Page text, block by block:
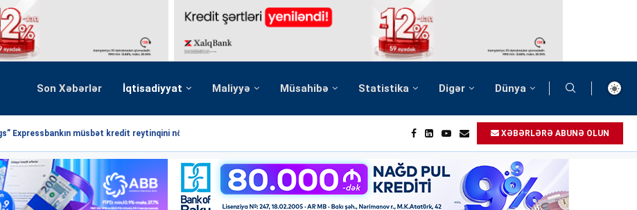
Son Xəbərlər İqtisadiyyat Maliyyə Müsahibə Statistika Digər Dünya
Expressbankın müsbət kredit reytinqini növbəti dəfə... XƏBƏRLƏRƏ ABUNƏ OLUN